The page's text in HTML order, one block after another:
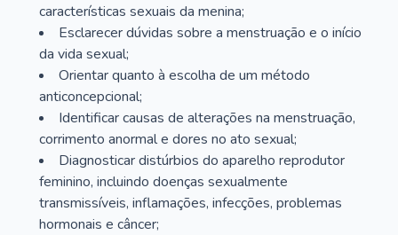
características sexuais da menina;
Esclarecer dúvidas sobre a menstruação e o início
da vida sexual;
Orientar quanto à escolha de um método
anticoncepcional;
Identificar causas de alterações na menstruação,
corrimento anormal e dores no ato sexual;
Diagnosticar distúrbios do aparelho reprodutor
feminino, incluindo doenças sexualmente
transmissíveis, inflamações, infecções, problemas
hormonais e câncer;